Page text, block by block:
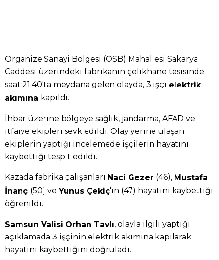
Organize Sanayi Bölgesi (OSB) Mahallesi Sakarya
Caddesi üzerindeki fabrikanın çelikhane tesisinde
saat 21.40'ta meydana gelen olayda, 3 işçi elektrik
akımına kapıldı.
İhbar üzerine bölgeye sağlık, jandarma, AFAD ve
itfaiye ekipleri sevk edildi. Olay yerine ulaşan
ekiplerin yaptığı incelemede işçilerin hayatını
kaybettiği tespit edildi.
Kazada fabrika çalışanları Naci Gezer (46), Mustafa
İnanç (50) veYunus Çekiç'in (47) hayatını kaybettiği
öğrenildi.
Samsun Valisi Orhan Tavlı, olayla ilgili yaptığı
açıklamada 3 işçinin elektrik akımına kapılarak
hayatını kaybettiğini doğruladı.